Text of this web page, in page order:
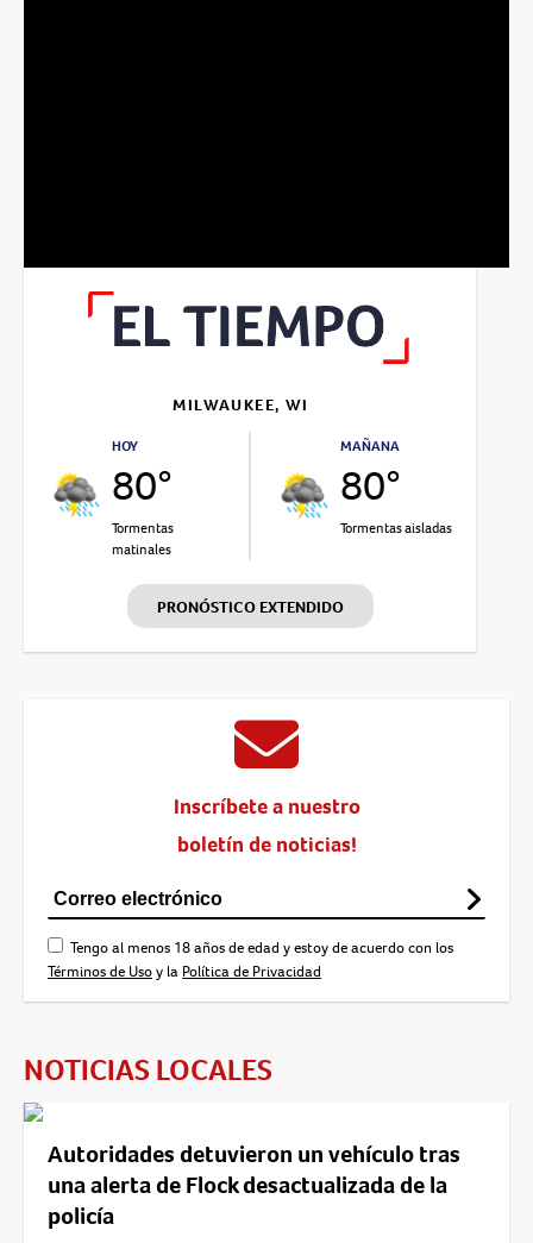
MILWAUKEE, WI
HOY
80°
Tormentas
matinales
MAÑANA
80°
Tormentas aisladas
PRONÓSTICO EXTENDIDO
Inscríbete a nuestro
boletín de noticias!
Tengo al menos 18 años de edad y estoy de acuerdo con los
Términos de Usoy la Política de Privacidad
NOTICIAS LOCALES
Autoridades detuvieron un vehículo tras
una alerta de Flock desactualizada de la
policía